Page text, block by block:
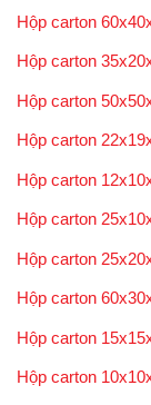
Hộp carton
Hộp carton
Hộp carton
Hộp carton
Hộp carton
Hộp carton
Hộp carton
Hộp carton
Hộp carton
Hộp carton